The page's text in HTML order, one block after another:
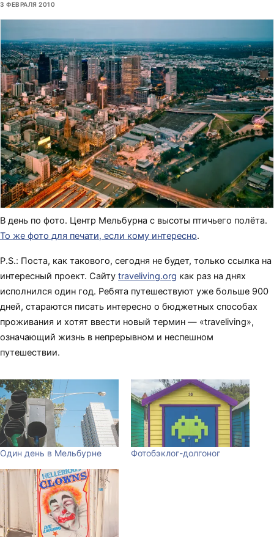
3 ФЕВРАЛЯ 2010
В день по фото. Центр Мельбурна с высоты птичьего полёта.
То же фото для печати, если кому интересно.
P.S.: Поста, как такового, сегодня не будет, только ссылка на
интересный проект. Сайту traveliving.org как раз на днях
исполнился один год. Ребята путешествуют уже больше 900
дней, стараются писать интересно о бюджетных способах
проживания и хотят ввести новый термин — «traveliving»,
означающий жизнь в непрерывном и неспешном
путешествии.
Один день в Мельбурне Фотобэклог-долгоног